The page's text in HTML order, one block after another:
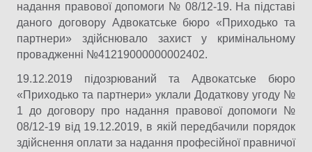
надання правової допомоги № 08/12-19. На підставі
даного договору Адвокатське бюро «Приходько та
партнери» здійснювало захист у кримінальному
провадженні №41219000000002402.
19.12.2019 підозрюваний та Адвокатське бюро
«Приходько та партнери» уклали Додаткову угоду №
1 до договору про надання правової допомоги №
08/12-19 від 19.12.2019, в якій передбачили порядок
здійснення оплати за надання професійної правничої